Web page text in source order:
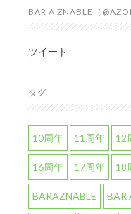
BAR A ZNABLE（
ツイート
タグ
10周年 11周年 12
16周年 17周年 18
BARAZNABLE BAR